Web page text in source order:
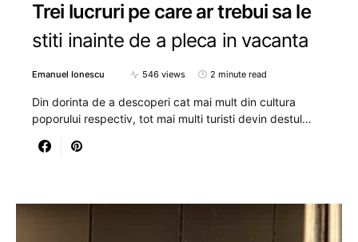
Trei lucruri pe care ar trebui sa le
stiti inainte de a pleca in vacanta
Emanuel Ionescu 546 views 2 minute read
Din dorinta de a descoperi cat mai mult din cultura
poporului respectiv, tot mai multi turisti devin destul…